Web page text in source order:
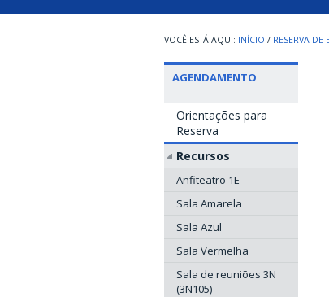
INÍCIO / RESERVA DE
AGENDAMENTO
Orientações para
Reserva
Recursos
Anfiteatro 1E
Sala Amarela
Sala Azul
Sala Vermelha
Sala de reuniões 3N
(3N105)